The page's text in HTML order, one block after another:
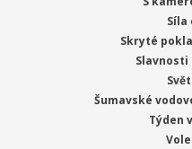
Síla
Skryté
Slavnosti
Šumavské
Týden